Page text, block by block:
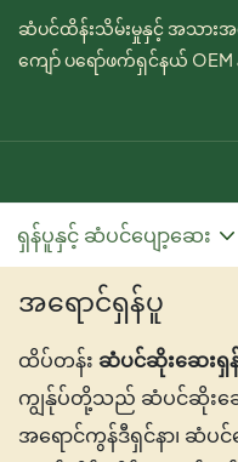
ဆံပင်ထိန်းသိမ်းမှုနှင့် အသား
ကျော် ပရော်ဖက်ရှင်နယ် OEM
ရှန်ပူနှင့် ဆံပင်ပျော့ဆေး
အရောင်ရှန်ပူ
ထိပ်တန်း ဆံပင်ဆိုးဆေး
ကျွန်ုပ်တို့သည် ဆံပင်ဆိုးဆေ
အရောင်ကွန်ဒီရှင်နာ၊ ဆံ